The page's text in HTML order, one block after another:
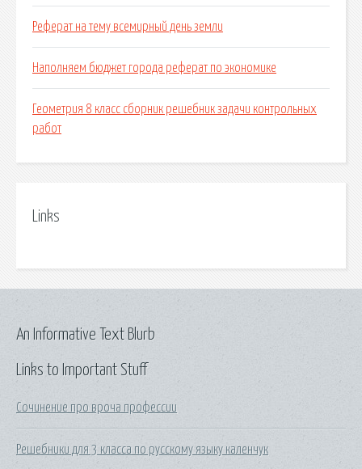
Реферат на тему всемирный день земли
Наполняем бюджет города реферат по экономике
Геометрия 8 класс сборник решебник задачи контрольных
работ
Links
Links to Important Stuff
Сочинение про вроча профессии
Решебники для 3 класса по русскому языку каленчук
An Informative Text Blurb